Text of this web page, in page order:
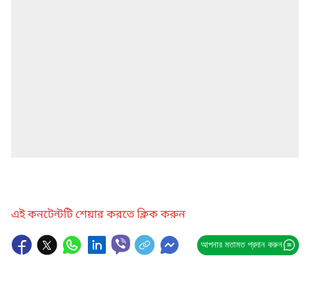
এই কনটেন্টটি শেয়ার করতে ক্লিক করুন
আপনার মতামত প্রদান করুন